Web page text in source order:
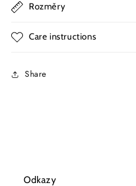
Rozměry
Care instructions
Share
Odkazy